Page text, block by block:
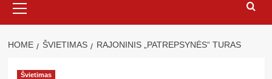
Menu
HOME ŠVIETIMAS RAJONINIS „PATREPSYNĖS“ TURAS
Švietimas